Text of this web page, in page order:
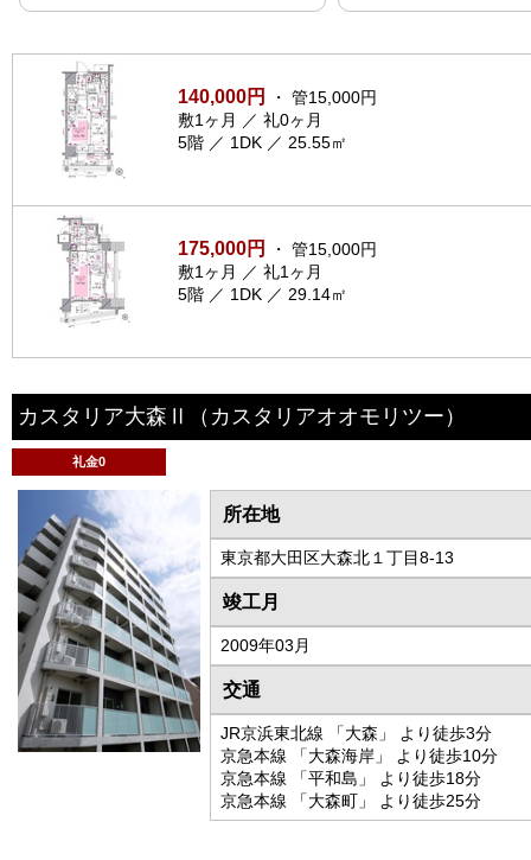
140,000円
・ 管15,000円
敷1ヶ月 ／ 礼0ヶ月
5階 ／ 1DK ／ 25.55㎡
175,000円
・ 管15,000円
敷1ヶ月 ／ 礼1ヶ月
5階 ／ 1DK ／ 29.14㎡
カスタリア大森Ⅱ （カスタリアオオモリツー）
礼金0
所在地
東京都大田区大森北１丁目8-13
竣工月
2009年03月
交通
JR京浜東北線 「大森」 より徒歩3分
京急本線 「大森海岸」 より徒歩10分
京急本線 「平和島」 より徒歩18分
京急本線 「大森町」 より徒歩25分